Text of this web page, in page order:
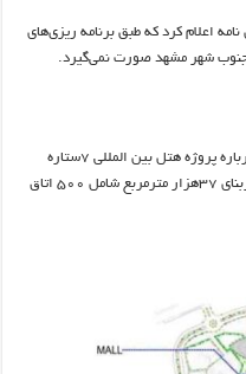
اعلام کرد که طبق برنامه ریزی‌های
شهر مشهد صورت نمی‌گیرد.
در ادامه قاصدنیوز به ارائه اطلاعاتی بیشتر درباره پروژه هتل بین المللی ۷ستاره
مشهد قرار بود در ۳۶طبقه و در فاز اول با زیربنای ۳۷هزار مترمربع شامل ۵۰۰ اتاق